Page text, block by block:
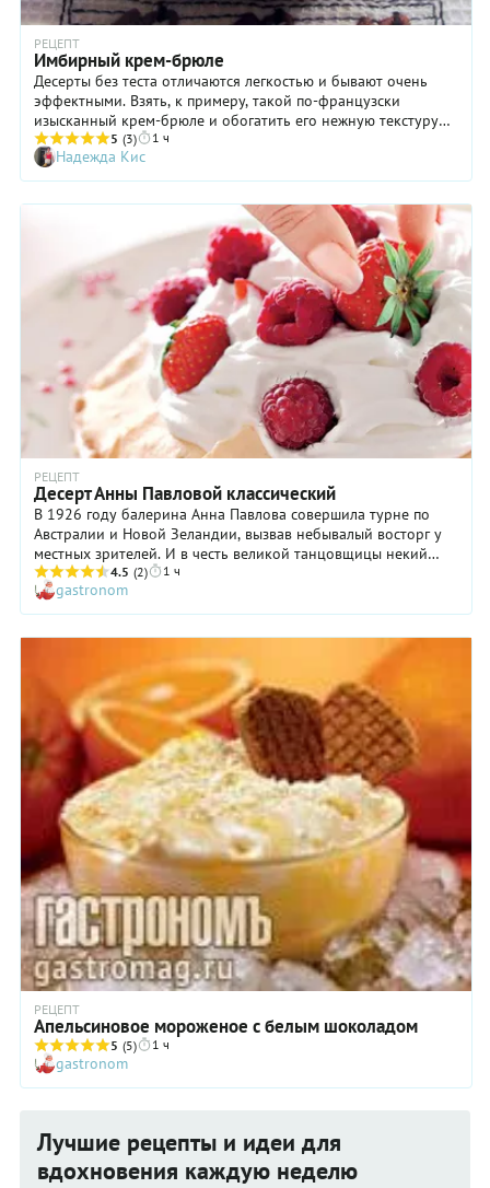
РЕЦЕПТ
Имбирный крем-брюле
Десерты без теста отличаются легкостью и бывают очень
эффектными. Взять, к примеру, такой по-французски
изысканный крем-брюле и обогатить его нежную текстуру
ярким имбирем! В итоге получаем одно из самых
пленительных вкусовых сочетаний:
сладость+свежесть+легкая острота. Обязательно попробуйте,
ведь рецепт так прост!
5 (3) 1 ч
Надежда Кис
РЕЦЕПТ
Десерт Анны Павловой классический
В 1926 году балерина Анна Павлова совершила турне по
Австралии и Новой Зеландии, вызвав небывалый восторг у
местных зрителей. И в честь великой танцовщицы некий
талантливый то ли новозеландский, то ли австралийский
кондитер (историки до сих пор не могут разобраться кто)
изобрел легкий и изящный десерт из меренг, настоящий
кондитерский шедевр. Австралийцы – а за ними и весь мир
– произносят его название с ударением на второй слог.
Впрочем, на вкус пирожного это никак не влияет. Сделать
десерт Анны Павловой по классическому рецепту в
домашних условиях совсем несложно. Но важно помнить,
что приготовление меренг требует определенного опыта и
точности.
4.5 (2) 1 ч
gastronom
РЕЦЕПТ
Апельсиновое мороженое с белым шоколадом
5 (5) 1 ч
gastronom
Лучшие рецепты и идеи для
вдохновения каждую неделю